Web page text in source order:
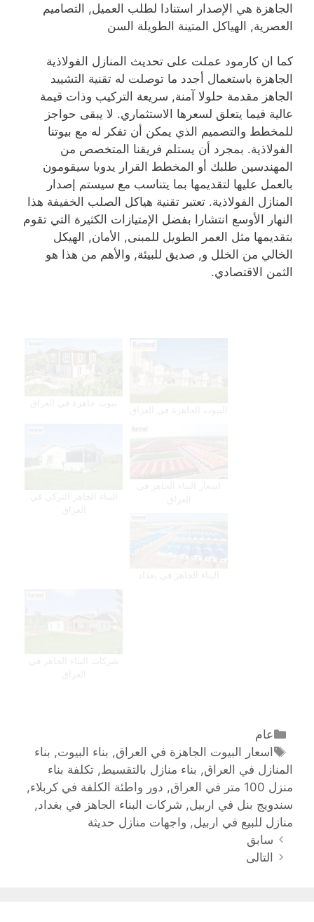
الجاهزة هي الإصدار استنادا لطلب العميل, التصاميم
العصرية, الهياكل المتينة الطويلة السن
كما ان كارمود عملت على تحديث المنازل الفولاذية
الجاهزة باستعمال أجدد ما توصلت له تقنية التشييد
الجاهز مقدمة حلولا آمنة, سريعة التركيب وذات قيمة
عالية فيما يتعلق لسعرها الاستثماري. لا يبقى حواجز
للمخطط والتصميم الذي يمكن أن تفكر له مع بيوتنا
الفولاذية. بمجرد أن يستلم فريقنا المتخصص من
المهندسين طلبك أو المخطط القرار يدويا سيقومون
بالعمل عليها لتقديمها بما يتناسب مع سيستم إصدار
المنازل الفولاذية. تعتبر تقنية هياكل الصلب الخفيفة هذا
النهار الأوسع انتشارا بفضل الإمتيازات الكثيرة التي تقوم
بتقديمها مثل العمر الطويل للمبنى, الأمان, الهيكل
الخالي من الخلل و, صديق للبيئة, والأهم من هذا هو
الثمن الاقتصادي.
عام
اسعار البيوت الجاهزة في العراق, بناء البيوت, بناء
المنازل في العراق, بناء منازل بالتقسيط, تكلفة بناء
منزل 100 متر في العراق
, دور واطئة الكلفة في كربلاء,
سندويج بنل في اربيل , شركات البناء الجاهز في بغداد,
منازل للبيع في اربيل , واجهات منازل حديثة
سابق
التالى